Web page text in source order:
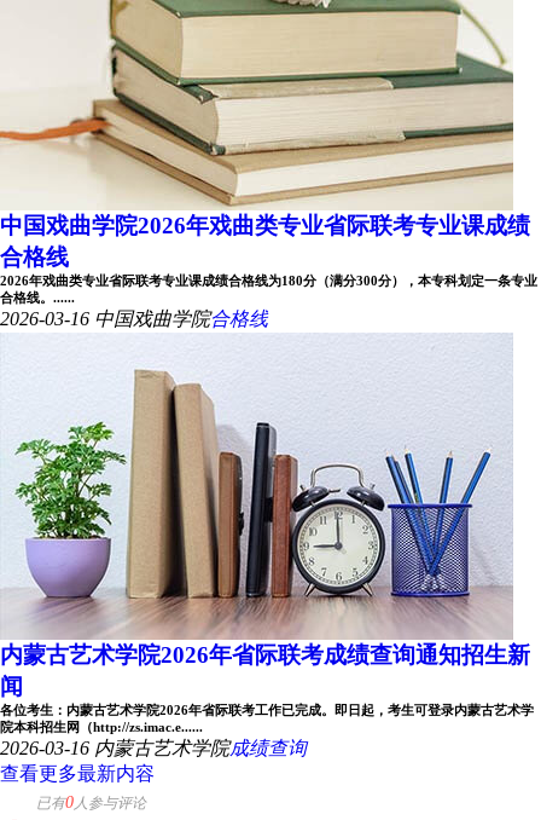
中国戏曲学院2026年戏曲类专业省际联考专业课成绩
合格线
2026年戏曲类专业省际联考专业课成绩合格线为180分（满分300分），本专科划定一条专业
合格线。......
2026-03-16 中国戏曲学院合格线
内蒙古艺术学院2026年省际联考成绩查询通知招生新
闻
各位考生：内蒙古艺术学院2026年省际联考工作已完成。即日起，考生可登录内蒙古艺术学
院本科招生网（http://zs.imac.e......
2026-03-16 内蒙古艺术学院成绩查询
查看更多最新内容
已有0人参与评论